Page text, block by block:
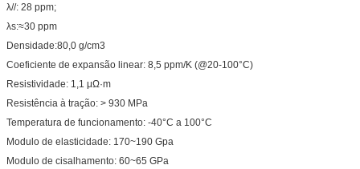
λ//: 28 ppm;
λs:≈30 ppm
Densidade:80,0 g/cm3
Coeficiente de expansão linear: 8,5 ppm/K (@20-100°C)
Resistividade: 1,1 μΩ·m
Resistência à tração: > 930 MPa
Temperatura de funcionamento: -40°C a 100°C
Modulo de elasticidade: 170~190 Gpa
Modulo de cisalhamento: 60~65 GPa